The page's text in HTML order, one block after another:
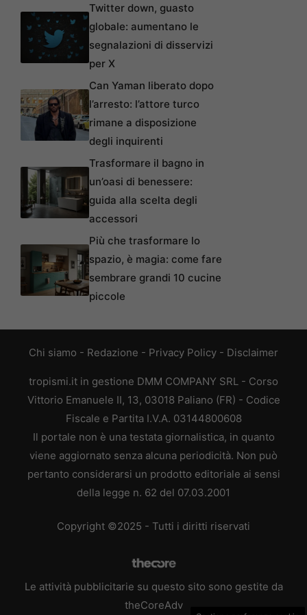
Twitter down, guasto
globale: aumentano le
segnalazioni di disservizi
per X
Can Yaman liberato dopo
l’arresto: l’attore turco
rimane a disposizione
degli inquirenti
Trasformare il bagno in
un’oasi di benessere:
guida alla scelta degli
accessori
Più che trasformare lo
spazio, è magia: come fare
sembrare grandi 10 cucine
piccole
Chi siamo - Redazione - Privacy Policy - Disclaimer
tropismi.it in gestione DMM COMPANY SRL - Corso
Vittorio Emanuele II, 13, 03018 Paliano (FR) - Codice
Fiscale e Partita I.V.A. 03144800608
Il portale non è una testata giornalistica, in quanto
viene aggiornato senza alcuna periodicità. Non può
pertanto considerarsi un prodotto editoriale ai sensi
della legge n. 62 del 07.03.2001
Copyright ©2025 - Tutti i diritti riservati
Le attività pubblicitarie su questo sito sono gestite da
theCoreAdv